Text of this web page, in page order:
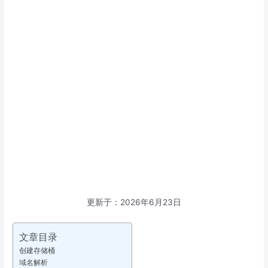
更新于：2026年6月23日
文章目录
创建存储桶
域名解析